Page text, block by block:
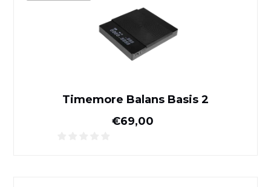
Timemore Balans Basis 2
Normale prijs
€69,00